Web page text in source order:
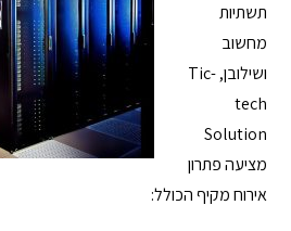
תשתיות
מחשוב
ושילובן, Tic-
tech
Solution
מציעה פתרון
אירוח מקיף הכולל: